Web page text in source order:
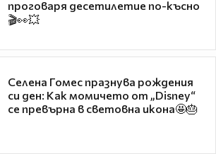
проговаря десетилетие по-късно
🎬👀💥
Селена Гомес празнува рождения
си ден: Как момичето от „Disney“
се превърна в световна икона🤩🎂